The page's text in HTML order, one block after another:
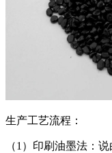
生产工艺流程：
（1）印刷油墨法：